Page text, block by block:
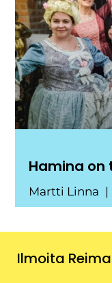
Hamina
Martti Linna
Ilmoita